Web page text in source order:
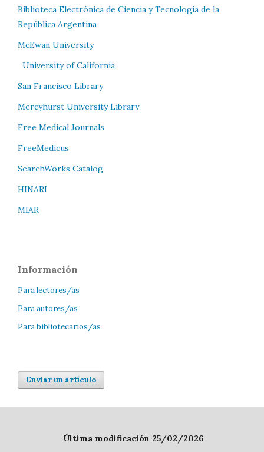
Biblioteca Electrónica de Ciencia y Tecnología de la
República Argentina
McEwan University
University of California
San Francisco Library
Mercyhurst University Library
Free Medical Journals
FreeMedicus
SearchWorks Catalog
HINARI
MIAR
Información
Para lectores/as
Para autores/as
Para bibliotecarios/as
Enviar un artículo
Última modificación 25/02/2026